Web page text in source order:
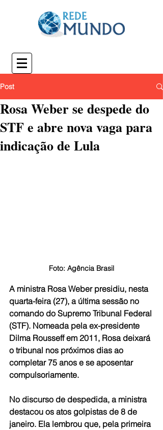
Post
Rosa Weber se despede do
STF e abre nova vaga para
indicação de Lula
Foto: Agência Brasil
A ministra Rosa Weber presidiu, nesta
quarta-feira (27), a última sessão no
comando do Supremo Tribunal Federal
(STF). Nomeada pela ex-presidente
Dilma Rousseff em 2011, Rosa deixará
o tribunal nos próximos dias ao
completar 75 anos e se aposentar
compulsoriamente.
No discurso de despedida, a ministra
destacou os atos golpistas de 8 de
janeiro. Ela lembrou que, pela primeira